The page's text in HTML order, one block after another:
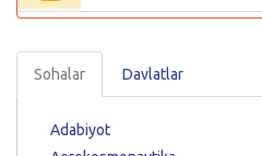
Sohalar Davlatlar
Adabiyot